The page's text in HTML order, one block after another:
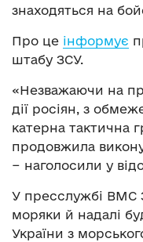
знаходяться на
Про це інформує
штабу ЗСУ.
«Незважаючи на
дії росіян, з
катерна тактична
продовжила
− наголосили у
У пресслужбі ВМС
моряки й надалі
України з